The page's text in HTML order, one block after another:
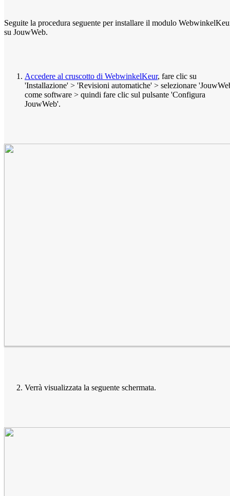
Seguite la procedura seguente per installare il modulo
su JouwWeb.
Accedere al cruscotto di WebwinkelKeur, fare clic su
'Installazione' > 'Revisioni automatiche' > selezionare
come software > quindi fare clic sul pulsante 'Configura
JouwWeb'.
Verrà visualizzata la seguente schermata.